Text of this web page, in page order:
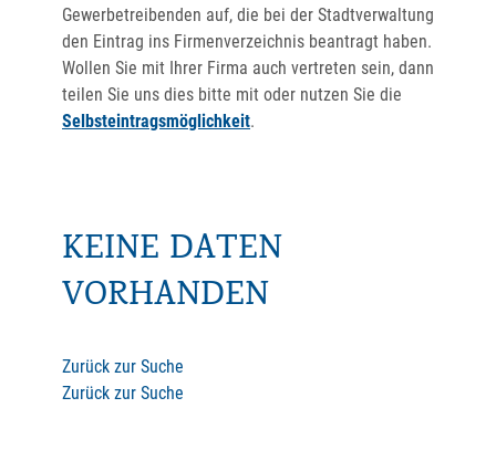
Gewerbetreibenden auf, die bei der Stadtverwaltung
den Eintrag ins Firmenverzeichnis beantragt haben.
Wollen Sie mit Ihrer Firma auch vertreten sein, dann
teilen Sie uns dies bitte mit oder nutzen Sie die
Selbsteintragsmöglichkeit.
KEINE DATEN
VORHANDEN
Zurück zur Suche
Zurück zur Suche